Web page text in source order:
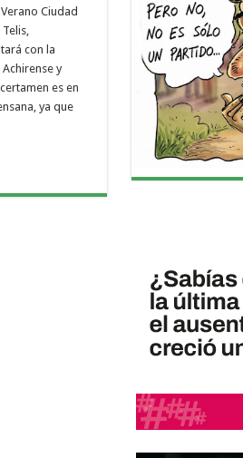
Ciudad
con la
y
es en
ya que